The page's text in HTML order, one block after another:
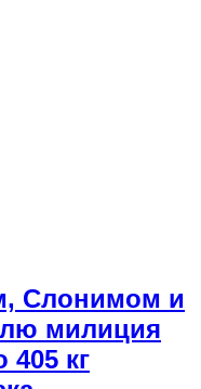
Слонимом и
милиция
405 кг